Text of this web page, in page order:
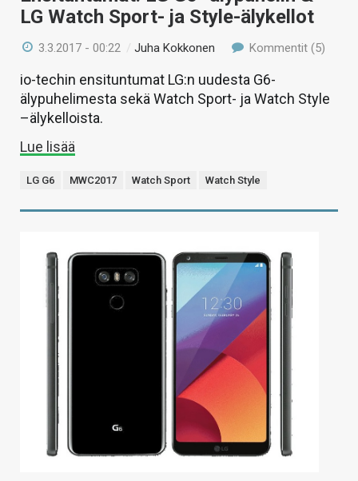
LG Watch Sport- ja Style-älykellot
3.3.2017 - 00:22 /Juha Kokkonen Kommentit (5)
io-techin ensituntumat LG:n uudesta G6-
älypuhelimesta sekä Watch Sport- ja Watch Style
–älykelloista.
Lue lisää
LG G6 MWC2017 Watch Sport Watch Style